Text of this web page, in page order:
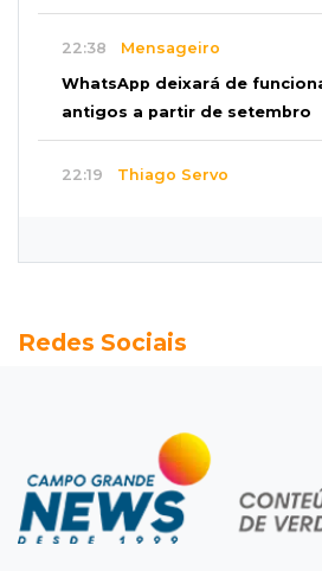
22:38 Mensageiro
WhatsApp deixará de
antigos a partir de setembro
22:19 Thiago Servo
Semana vai começar com 909
Flagrante
Motorista atinge carro
retrovisor e foge no Jardim
Redes Sociais